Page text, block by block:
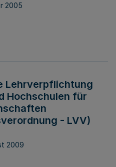
2005
Lehrverpflichtung
Hochschulen für
- LVV)
2009